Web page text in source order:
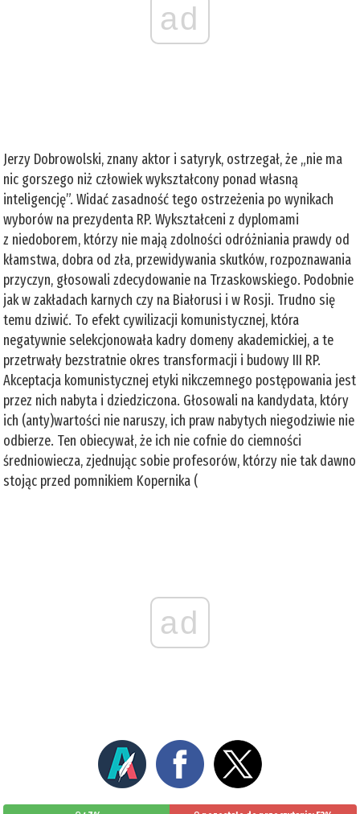
ad
Jerzy Dobrowolski, znany aktor i satyryk, ostrzegał, że „nie ma
nic gorszego niż człowiek wykształcony ponad własną
inteligencję”. Widać zasadność tego ostrzeżenia po wynikach
wyborów na prezydenta RP. Wykształceni z dyplomami
z niedoborem, którzy nie mają zdolności odróżniania prawdy od
kłamstwa, dobra od zła, przewidywania skutków, rozpoznawania
przyczyn, głosowali zdecydowanie na Trzaskowskiego. Podobnie
jak w zakładach karnych czy na Białorusi i w Rosji. Trudno się
temu dziwić. To efekt cywilizacji komunistycznej, która
negatywnie selekcjonowała kadry domeny akademickiej, a te
przetrwały bezstratnie okres transformacji i budowy III RP.
Akceptacja komunistycznej etyki nikczemnego postępowania jest
przez nich nabyta i dziedziczona. Głosowali na kandydata, który
ich (anty)wartości nie naruszy, ich praw nabytych niegodziwie nie
odbierze. Ten obiecywał, że ich nie cofnie do ciemności
średniowiecza, zjednując sobie profesorów, którzy nie tak dawno
stojąc przed pomnikiem Kopernika (
ad